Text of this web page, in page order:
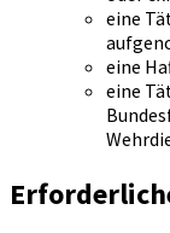
eine
eine
eine